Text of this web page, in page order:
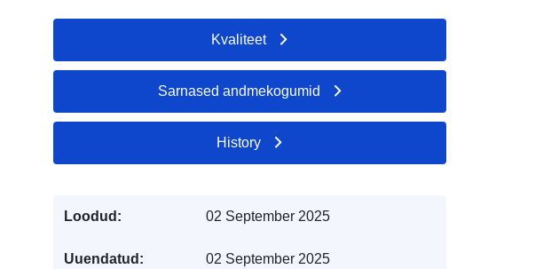
Kvaliteet
Sarnased andmekogumid
History
Loodud: 02 September 2025
Uuendatud: 02 September 2025